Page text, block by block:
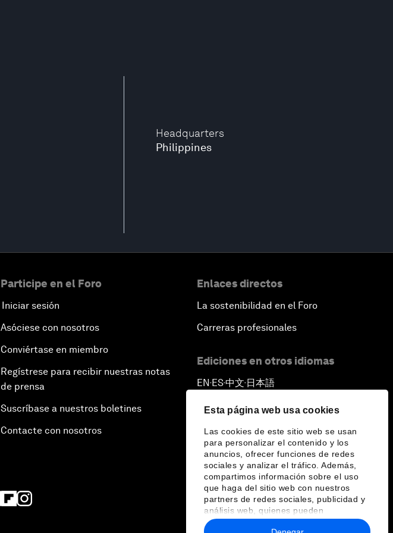
Esta página web usa cookies
Las cookies de este sitio web se usan
para personalizar el contenido y los
anuncios, ofrecer funciones de redes
sociales y analizar el tráfico. Además,
compartimos información sobre el uso
que haga del sitio web con nuestros
partners de redes sociales, publicidad y
análisis web, quienes pueden
combinarla con otra información que les
Headquarters
Philippines
Participe en el Foro
Iniciar sesión
Asóciese con nosotros
Conviértase en miembro
Regístrese para recibir nuestras notas
de prensa
Suscríbase a nuestros boletines
Contacte con nosotros
Enlaces directos
La sostenibilidad en el Foro
Carreras profesionales
Ediciones en otros idiomas
EN ▪ES▪中文▪ 日本語